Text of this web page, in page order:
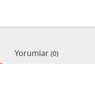
Yorumlar (0)